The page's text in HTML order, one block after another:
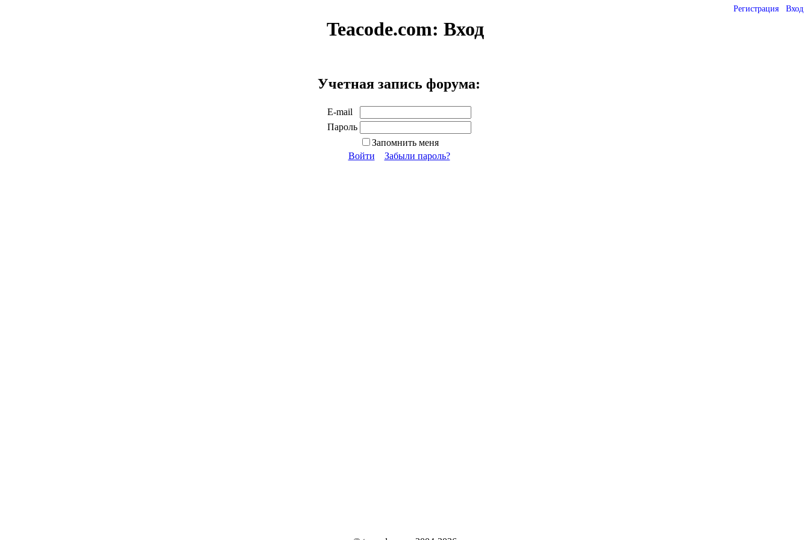
Регистрация Вход
Teacode.com: Вход
Учетная запись форума:
E-mail
Пароль
Запомнить меня
Войти
Забыли пароль?